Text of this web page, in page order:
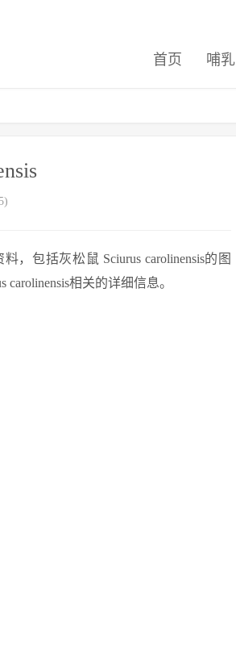
首页 哺乳
，包括灰松鼠 Sciurus carolinensis的图
相关的详细信息。